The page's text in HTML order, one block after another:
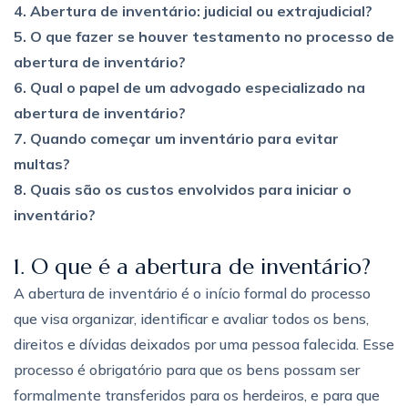
4. Abertura de inventário: judicial ou extrajudicial?
5. O que fazer se houver testamento no processo de
abertura de inventário?
6. Qual o papel de um advogado especializado na
abertura de inventário?
7. Quando começar um inventário para evitar
multas?
8. Quais são os custos envolvidos para iniciar o
inventário?
1. O que é a abertura de inventário?
A abertura de inventário é o início formal do processo
que visa organizar, identificar e avaliar todos os bens,
direitos e dívidas deixados por uma pessoa falecida. Esse
processo é obrigatório para que os bens possam ser
formalmente transferidos para os herdeiros, e para que